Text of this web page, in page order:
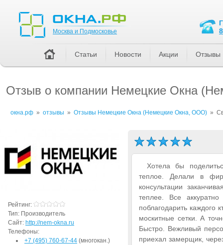
Отзыв о компании Немецкие Окна
окна.рф » отзывы » Отзывы Немецкие Окна (Немецкие Окна, ООО) »
Хотела бы
теплое. Делали в
консультации
теплее. Все
поблагодарить каждого
москитные сетки. А
Быстро. Вежливый
приехал замерщик,
Рейтинг:
Тип: Производитель
Сайт: http://nem-okna.ru
Телефоны:
+7 (495) 760-67-44 (многокан.)
Москва и Подмосковье
Статьи Новости Акции Отзывы